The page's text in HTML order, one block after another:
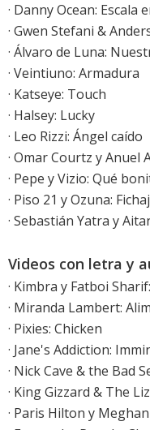
· Danny Ocean: Escala
· Gwen Stefani &
· Álvaro de Luna:
· Veintiuno: Armadura
· Katseye: Touch
· Halsey: Lucky
· Leo Rizzi: Ángel caído
· Omar Courtz y Anuel
· Pepe y Vizio: Qué
· Piso 21 y Ozuna:
· Sebastián Yatra y
Videos con letra y
· Kimbra y Fatboi
· Miranda Lambert:
· Pixies: Chicken
· Jane's Addiction:
· Nick Cave & the Bad
· King Gizzard & The
· Paris Hilton y